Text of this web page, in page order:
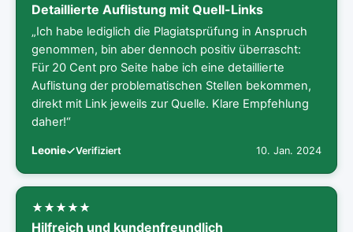
Detaillierte Auflistung mit Quell-Links
„Ich habe lediglich die Plagiatsprüfung in Anspruch
genommen, bin aber dennoch positiv überrascht:
Für 20 Cent pro Seite habe ich eine detaillierte
Auflistung der problematischen Stellen bekommen,
direkt mit Link jeweils zur Quelle. Klare Empfehlung
daher!“
Leonie Verifiziert 10. Jan. 2024
Hilfreich und kundenfreundlich